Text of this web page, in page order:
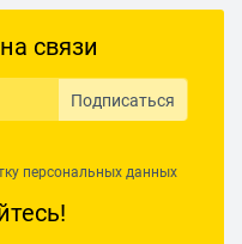
связи
Подписаться
персональных данных